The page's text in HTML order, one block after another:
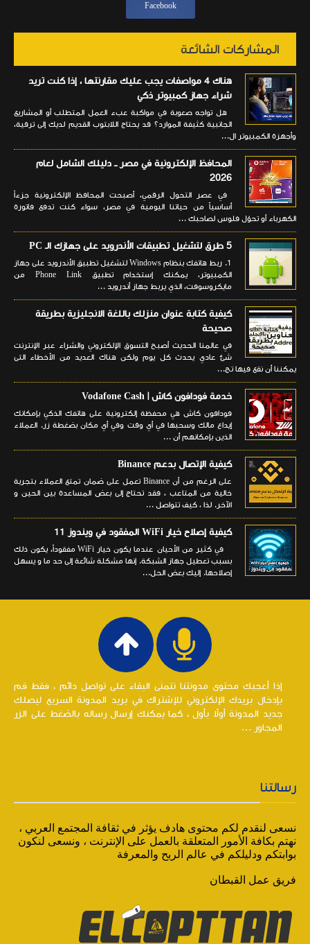
Facebook
المشاركات الشائعة
هناك 4 مواصفات يجب عليك مقارنتها ، إذا كنت تريد
شراء جهاز كمبيوتر ذكي
هل تواجه صعوبة في مواكبة عبء العمل المتطلب أو المشاريع
الجانبية كثيفة الموارد؟ قد يحتاج اللابتوب القديم لديك إلى ترقية،
وأجهزة الكمبيوتر ال...
المحافظ الإلكترونية في مصر ــ دليلك الشامل لعام
2026
في عصر التحول الرقمي، أصبحت المحافظ الإلكترونية جزءاً
أساسياً من حياتنا اليومية في مصر، سواء كنت تدفع فاتورة
الكهرباء أو تحوّل فلوس لصاحبك ...
5 طرق لتشغيل تطبيقات الأندرويد على جهازك الـ PC
1. ربط هاتفك بنظام Windows لتشغيل تطبيق الأندرويد على جهاز
الكمبيوتر، يمكنك إستخدام تطبيق Phone Link من
مايكروسوفت، الذي يربط جهاز أندرويد ...
كيفية كتابة عنوان منزلك باللغة الانجليزية بطريقة
صحيحة
في عالمنا الحديث أصبح التسوق الإلكتروني والشراء عبر الإنترنت
شئ عادي يحدث كل يوم ولكن هناك العديد من الأخطاء التى
يمكننا أن نقع فيها تج...
خدمة فودافون كاش | Vodafone Cash
فودافون كاش هي محفظة إلكترونية على هاتفك الذكي بإمكانك
إيداع مالك وسحبها في أي وقت وفي أي مكان بضغطة زر. العملاء
الذين بإمكانهم أن ...
كيفية الإتصال بدعم Binance
على الرغم من أن Binance تعمل على ضمان تمتع العملاء بتجربة
خالية من المتاعب ، فقد تحتاج إلى بعض المساعدة بين الحين و
الآخر. لذا ، كيف تتواصل ...
كيفية إصلاح خيار WiFi المفقود في ويندوز 11
في كثير من الأحيان عندما يكون خيار WiFi مفقوداً، يكون ذلك
بسبب تعطيل جهاز الشبكة. إنها مشكلة شائعة إلى حد ما و يسهل
إصلاحها. إليك بعض الحل...
إذا أعجبك محتوى مدونتنا نتمنى البقاء على تواصل دائم ، فقط قم
بإدخال بريدك الإلكتروني للإشتراك في بريد المدونة السريع ليصلك
جديد المدونة أولاً بأول ، كما يمكنك إرسال رساله بالضغط على الزر
المجاور ...
رسالتنا
نسعى لنقدم لكم محتوى هادف يؤثر في ثقافة المجتمع العربي ،
نهتم بكافة الأمور المتعلقة بالعمل على الإنترنت ، ونسعى لنكون
بوابتكم ودليلكم في عالم الربح والمعرفة
فريق عمل القبطان